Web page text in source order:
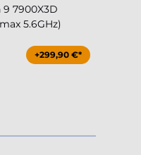
9 7900X3D
5.6GHz)
+299,90 €*